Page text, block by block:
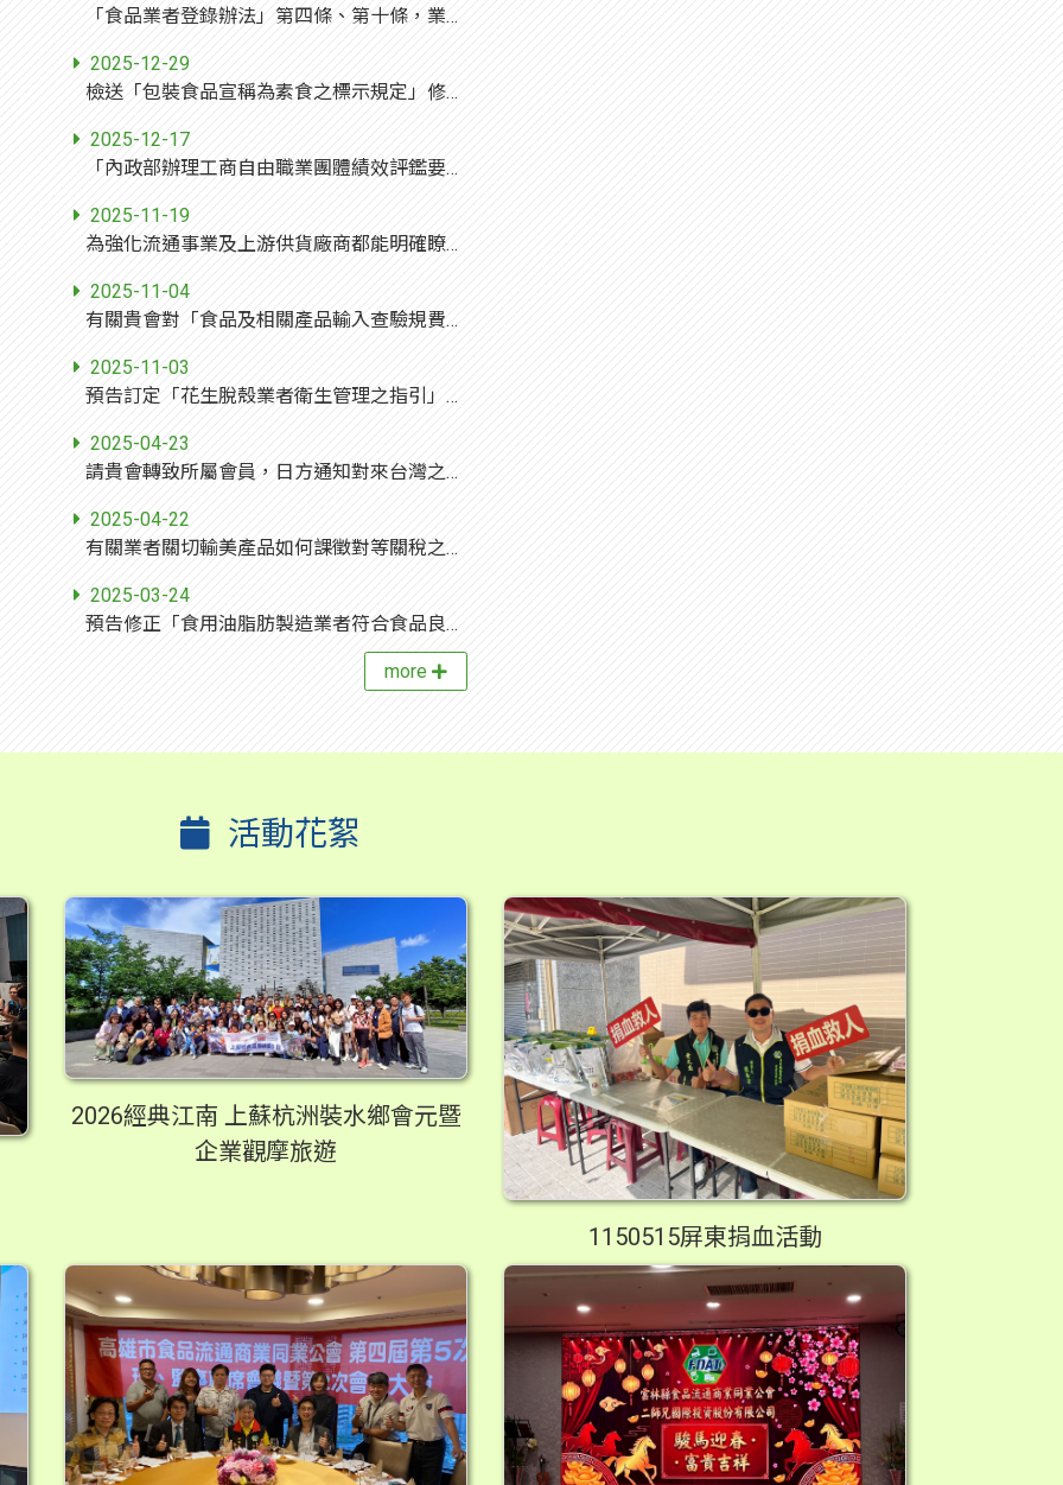
「食品業者登錄辦法」第四條、第十條，業經本部於中華民國115年1月5日以衛授食字第1141302822號令修正發布，請查照(並轉知所屬)。
2025-12-29
檢送「包裝食品宣稱為素食之標示規定」修正草案對照表初稿1份，敬請轉知所屬會員，如有意見，請貴單位彙整後於發文日起1週內函復，逾期視為無意見，請查照。
2025-12-17
「內政部辦理工商自由職業團體績效評鑑要點」、「全國性社會及職業團體優良工作人員選拔要求」第四點，業經本部於114年12月11日以台內團字第11402886321號函修正，並自即日生效，請查照轉知。
2025-11-19
為強化流通事業及上游供貨廠商都能明確瞭解公平交易法相關規範，本會訂有「公平交易委員會對於流通事業之規範說明」，並於本會網站「便民服務」欄位新增「流通事業」專區，臚列流通事業涉及公平交易之行為類型，請轉知所屬同仁及會員注意公平交易法相關規定，以免觸法。
2025-11-04
有關貴會對「食品及相關產品輸入查驗規費收費標準」預告草案之建議，復如說明，請查照。
2025-11-03
預告訂定「花生脫殼業者衛生管理之指引」草案，請轉知所屬會員逕至本部食品藥物管理署網站(http://www.fda.gov.tw)公告資訊之本署公告網頁查詢，草案評論期至114年12月29日，請查照。
2025-04-23
請貴會轉致所屬會員，日方通知對來台灣之「花生及其加工製品」等10類產品，列為命令檢查對象，實施時間為2025年4月1日至2026年3月31日止，詳如說明，請查照。
2025-04-22
有關業者關切輸美產品如何課徵對等關稅之相關資料，詳如說明，請查照。
2025-03-24
預告修正「食用油脂肪製造業者符合食品良好衛生規範準則之指引」草案，轉知所屬逕至本部食品藥物管理署網站（http://www.fda.gov.tw)公告資訊之本署公告網頁查詢，草案評論期至114年5月12日，請查照。
more
活動花絮
2026經典江南 上蘇杭洲裝水鄉會元暨
企業觀摩旅遊
1150515屏東捐血活動